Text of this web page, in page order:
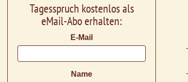
Tagesspruch kostenlos als
eMail-Abo erhalten:
E-Mail
Name